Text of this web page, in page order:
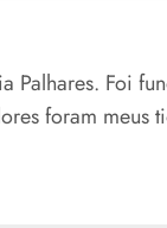
Palhares. Foi
foram meus